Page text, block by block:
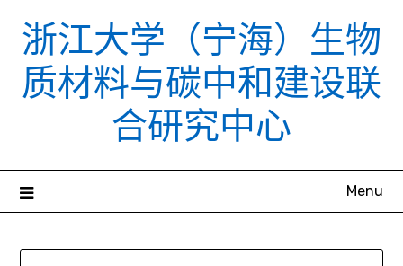
content
浙江大学（宁海）生物
质材料与碳中和建设联
合研究中心
Menu